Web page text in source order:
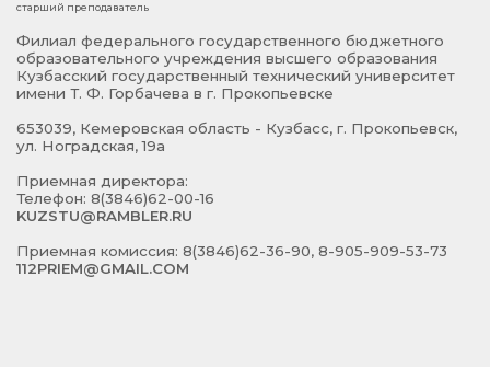
старший преподаватель
Филиал федерального государственного бюджетного
образовательного учреждения высшего образования
Кузбасский государственный технический университет
имени Т. Ф. Горбачева в г. Прокопьевске
653039, Кемеровская область - Кузбасс, г. Прокопьевск,
ул. Ноградская, 19а
Приемная директора:
Телефон: 8(3846)62-00-16
KUZSTU@RAMBLER.RU
Приемная комиссия: 8(3846)62-36-90, 8-905-909-53-73
112PRIEM@GMAIL.COM